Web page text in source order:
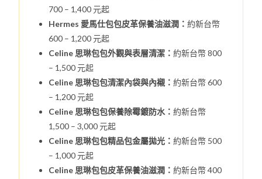
700 – 1,400 元起
Hermes 愛馬仕包包皮革保養油滋潤：約新台幣
600 – 1,200 元起
Celine 思琳包包外觀與表層清潔：約新台幣 800
– 1,500 元起
Celine 思琳包包清潔內袋與內襯：約新台幣 600
– 1,200 元起
Celine 思琳包包保養除霉鍍防水：約新台幣
1,500 – 3,000 元起
Celine 思琳包包精品包金屬拋光：約新台幣 500
– 1,000 元起
Celine 思琳包包皮革保養油滋潤：約新台幣 400